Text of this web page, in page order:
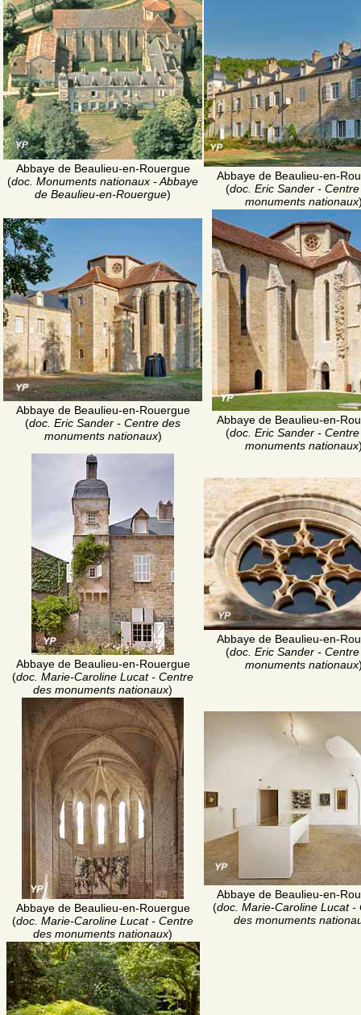
Abbaye de Beaulieu-en-Rouergue
(doc. Monuments nationaux - Abbaye
de Beaulieu-en-Rouergue)
Abbaye de Beaulieu-en-
(doc. Eric Sander -
monuments nationaux
Abbaye de Beaulieu-en-Rouergue
(doc. Eric Sander - Centre des
monuments nationaux)
Abbaye de Beaulieu-en-
(doc. Eric Sander -
monuments nationaux
Abbaye de Beaulieu-en-Rouergue
(doc. Marie-Caroline Lucat - Centre
des monuments nationaux)
Abbaye de Beaulieu-en-
(doc. Eric Sander -
monuments nationaux
Abbaye de Beaulieu-en-Rouergue
(doc. Marie-Caroline Lucat - Centre
des monuments nationaux)
Abbaye de Beaulieu-en-
(doc. Marie-Caroline Lucat -
des monuments